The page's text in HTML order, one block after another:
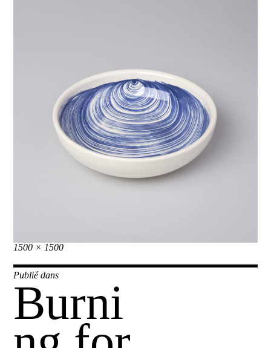
Taille
réelle
1500 × 1500
Navigation
de
l’article
Publié dans
Burni